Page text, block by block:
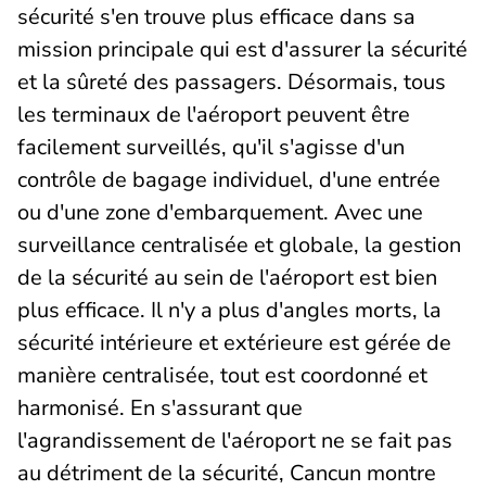
sécurité s'en trouve plus efficace dans sa
mission principale qui est d'assurer la sécurité
et la sûreté des passagers. Désormais, tous
les terminaux de l'aéroport peuvent être
facilement surveillés, qu'il s'agisse d'un
contrôle de bagage individuel, d'une entrée
ou d'une zone d'embarquement. Avec une
surveillance centralisée et globale, la gestion
de la sécurité au sein de l'aéroport est bien
plus efficace. Il n'y a plus d'angles morts, la
sécurité intérieure et extérieure est gérée de
manière centralisée, tout est coordonné et
harmonisé. En s'assurant que
l'agrandissement de l'aéroport ne se fait pas
au détriment de la sécurité, Cancun montre